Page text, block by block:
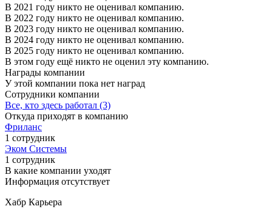
В 2021 году никто не оценивал компанию.
В 2022 году никто не оценивал компанию.
В 2023 году никто не оценивал компанию.
В 2024 году никто не оценивал компанию.
В 2025 году никто не оценивал компанию.
В этом году ещё никто не оценил эту компанию.
Награды компании
У этой компании пока нет наград
Сотрудники компании
Все, кто здесь работал (3)
Откуда приходят в компанию
Фриланс
1 сотрудник
Эком Системы
1 сотрудник
В какие компании уходят
Информация отсутствует
Хабр Карьера